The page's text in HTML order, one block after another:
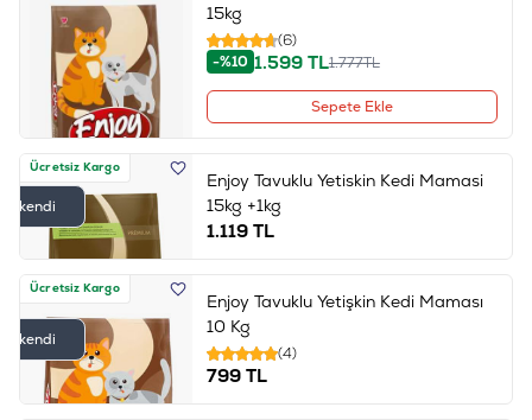
15kg
(6)
-%10 1.599TL1.777TL
Sepete Ekle
Ücretsiz Kargo
Tükendi
Enjoy Tavuklu Yetiskin Kedi Mamasi
15kg +1kg
1.119TL
Ücretsiz Kargo
Tükendi
Enjoy Tavuklu Yetişkin Kedi Maması
10 Kg
(4)
799TL